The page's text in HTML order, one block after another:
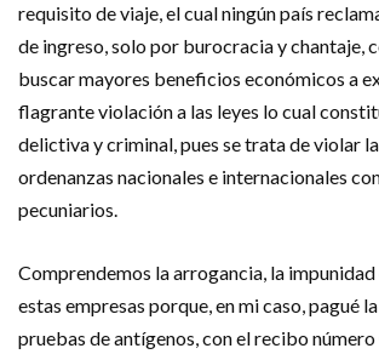
requisito de viaje, el cual ningún país
de ingreso, solo por burocracia y chantaje,
buscar mayores beneficios económicos a
flagrante violación a las leyes lo cual
delictiva y criminal, pues se trata de violar
ordenanzas nacionales e internacionales
pecuniarios.
Comprendemos la arrogancia, la
estas empresas porque, en mi caso, pagué
pruebas de antígenos, con el recibo